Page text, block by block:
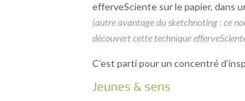
efferveSciente sur le papier, dans
(autre avantage du sketchnoting : ce
découvert cette technique
C’est parti pour un concentré
Jeunes & sens